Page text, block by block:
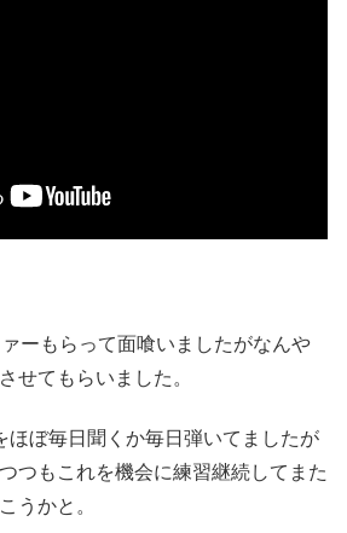
ーもらって面喰いましたがなんや
せてもらいました。
ほぼ毎日聞くか毎日弾いてましたが
つもこれを機会に練習継続してまた
うかと。